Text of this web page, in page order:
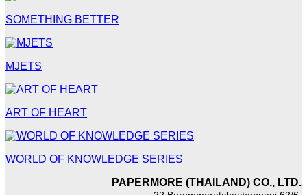
SOMETHING BETTER
MJETS
ART OF HEART
WORLD OF KNOWLEDGE SERIES
PAPERMORE (THAILAND) CO., LTD.